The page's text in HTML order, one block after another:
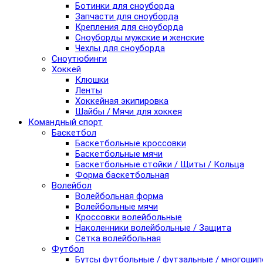
Ботинки для сноуборда
Запчасти для сноуборда
Крепления для сноуборда
Сноуборды мужские и женские
Чехлы для сноуборда
Сноутюбинги
Хоккей
Клюшки
Ленты
Хоккейная экипировка
Шайбы / Мячи для хоккея
Командный спорт
Баскетбол
Баскетбольные кроссовки
Баскетбольные мячи
Баскетбольные стойки / Щиты / Кольца
Форма баскетбольная
Волейбол
Волейбольная форма
Волейбольные мячи
Кроссовки волейбольные
Наколенники волейбольные / Защита
Сетка волейбольная
Футбол
Бутсы футбольные / футзальные /